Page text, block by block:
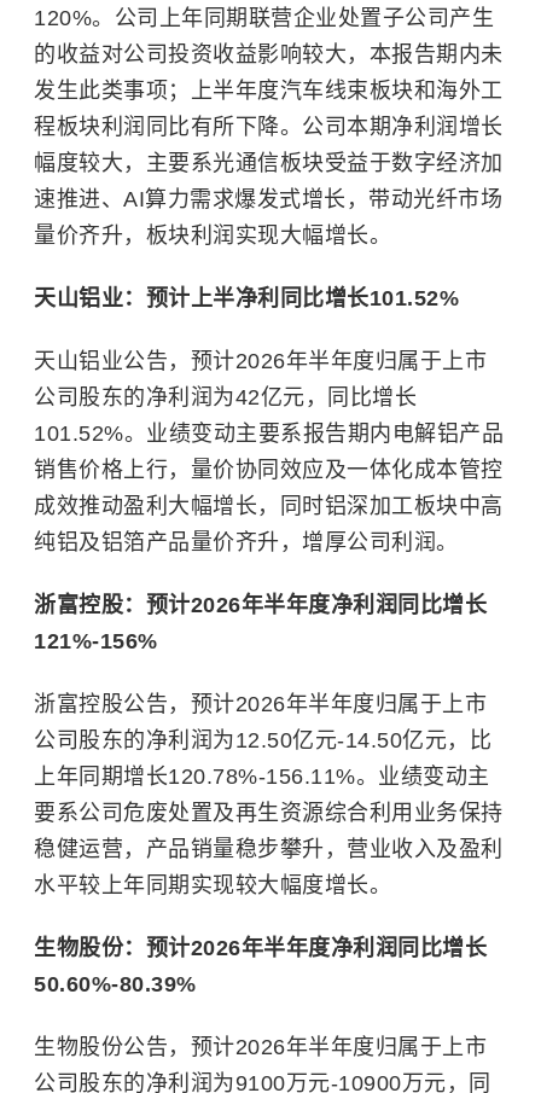
120%。公司上年同期联营企业处置子公司产生
的收益对公司投资收益影响较大，本报告期内未
发生此类事项；上半年度汽车线束板块和海外工
程板块利润同比有所下降。公司本期净利润增长
幅度较大，主要系光通信板块受益于数字经济加
速推进、AI算力需求爆发式增长，带动光纤市场
量价齐升，板块利润实现大幅增长。
天山铝业：预计上半净利同比增长101.52%
天山铝业公告，预计2026年半年度归属于上市
公司股东的净利润为42亿元，同比增长
101.52%。业绩变动主要系报告期内电解铝产品
销售价格上行，量价协同效应及一体化成本管控
成效推动盈利大幅增长，同时铝深加工板块中高
纯铝及铝箔产品量价齐升，增厚公司利润。
浙富控股：预计2026年半年度净利润同比增长
121%-156%
浙富控股公告，预计2026年半年度归属于上市
公司股东的净利润为12.50亿元-14.50亿元，比
上年同期增长120.78%-156.11%。业绩变动主
要系公司危废处置及再生资源综合利用业务保持
稳健运营，产品销量稳步攀升，营业收入及盈利
水平较上年同期实现较大幅度增长。
生物股份：预计2026年半年度净利润同比增长
50.60%-80.39%
生物股份公告，预计2026年半年度归属于上市
公司股东的净利润为9100万元-10900万元，同